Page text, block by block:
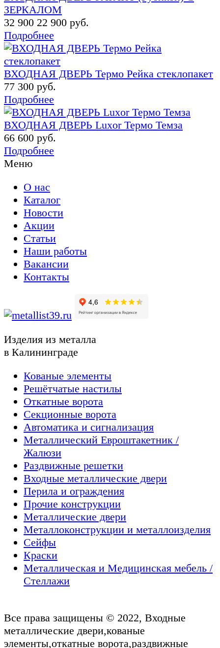
ЗЕРКАЛОМ
32 900 22 900 руб.
Подробнее
ВХОДНАЯ ДВЕРЬ Термо Рейка стеклопакет
77 300 руб.
Подробнее
ВХОДНАЯ ДВЕРЬ Luxor Термо Темза
66 600 руб.
Подробнее
Меню
О нас
Каталог
Новости
Акции
Статьи
Наши работы
Вакансии
Контакты
Изделия из металла
в Калининграде
Кованые элементы
Решётчатые настилы
Откатные ворота
Секционные ворота
Автоматика и сигнализация
Металлический Евроштакетник /
Жалюзи
Раздвижные решетки
Входные металлические двери
Перила и ограждения
Прочие конструкции
Металлические двери
Металлоконструкции и металлоизделия
Сейфы
Краски
Металлическая и Медицинская мебель /
Стеллажи
Все права защищены © 2022, Входные
металлические двери,кованые
элементы,откатные ворота,раздвижные